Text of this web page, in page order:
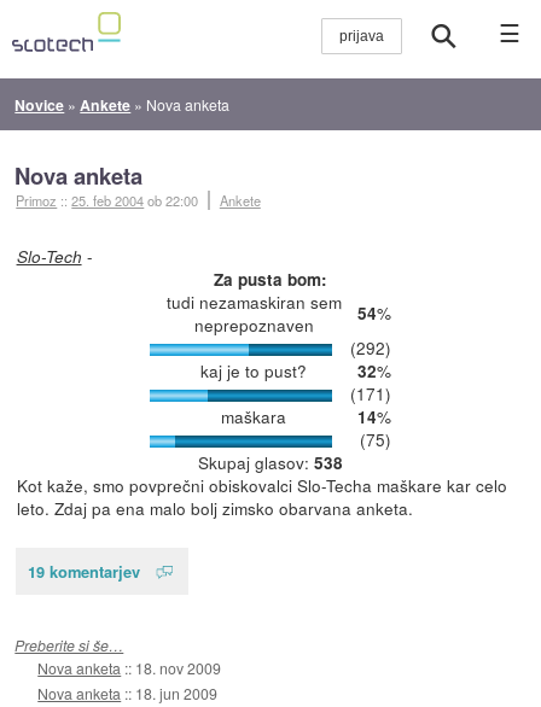
☰
Novice » Ankete » Nova anketa
Nova anketa
Primoz ::25. feb 2004ob 22:00 Ankete
Slo-Tech -
Za pusta bom:
tudi nezamaskiran sem
neprepoznaven
54%
(292)
kaj je to pust?
32%
(171)
maškara
14%
(75)
Skupaj glasov: 538
Kot kaže, smo povprečni obiskovalci Slo-Techa maškare kar celo
leto. Zdaj pa ena malo bolj zimsko obarvana anketa.
19 komentarjev
Preberite si še…
Nova anketa :: 18. nov 2009
Nova anketa :: 18. jun 2009